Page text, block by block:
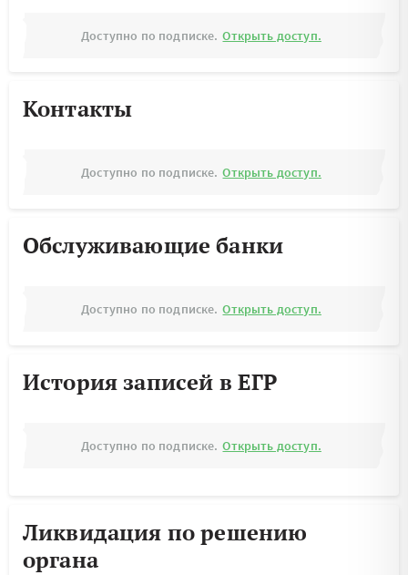
Доступно по подписке. Открыть доступ.
Контакты
Доступно по подписке. Открыть доступ.
Обслуживающие банки
Доступно по подписке. Открыть доступ.
История записей в ЕГР
Доступно по подписке. Открыть доступ.
Ликвидация по решению
органа